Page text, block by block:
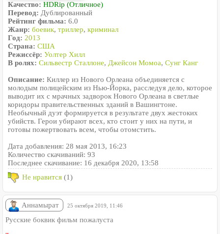
Качество: HDRip (Отличное)
Перевод: Дублированный
Рейтинг фильма: 6.0
Жанр: боевик, триллер, криминал
Год: 2013
Страна: США
Режиссёр: Уолтер Хилл
В ролях: Сильвестр Сталлоне, Джейсон Момоа, Сунг Канг
Описание: Киллер из Нового Орлеана объединяется с
молодым полицейским из Нью-Йорка, расследуя дело, которое
выводит их с мрачных задворок Нового Орлеана в светлые
коридоры правительственных зданий в Вашингтоне.
Необычный дуэт формируется в результате двух жестоких
убийств. Герои убирают всех, кто стоит у них на пути, и
готовы пожертвовать всем, чтобы отомстить.
Дата добавления: 28 мая 2013, 16:23
Количество скачиваний: 93
Последнее скачивание: 16 декабря 2020, 13:58
Не нравится (1)
Аннамырат 25 октября 2019, 11:46
Русские боквик фильм пожалуста